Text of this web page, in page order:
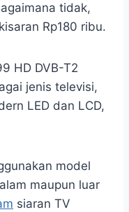
tidak,
Rp180 ribu.
HD DVB-T2
jenis televisi,
LED dan LCD,
model
maupun luar
siaran TV